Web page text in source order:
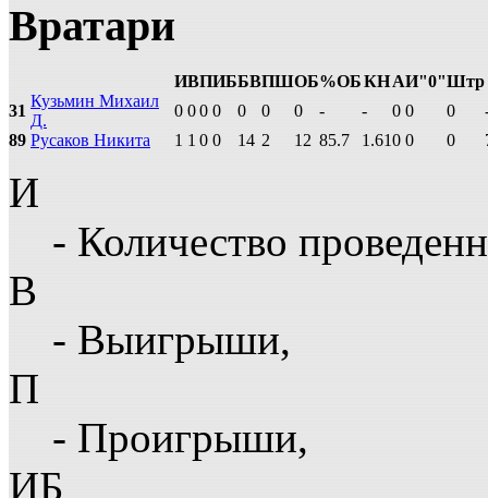
Вратари
ИВПИББВПШОБ%ОБКНАИ"0"Штр
31
Кузьмин Михаил
Д.
0 00 0 0 0 0 - - 0 0 0
89 Русаков Никита 1 1 0 0 14 2 12 85.7 1.610 0 0
И
- Количество
В
- Выигрыши,
П
- Проигрыши,
ИБ